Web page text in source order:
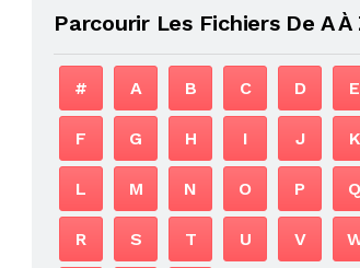
Parcourir Les Fichiers De A À
# A B C D E
F G H I J K
L M N O P Q
R S T U V